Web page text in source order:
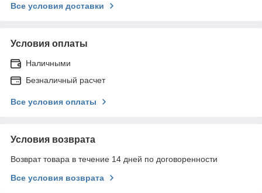
Все условия доставки
Условия оплаты
Наличными
Безналичный расчет
Все условия оплаты
Условия возврата
Возврат товара в течение 14 дней по договоренности
Все условия возврата